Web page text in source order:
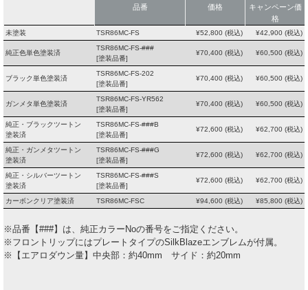
品番 価格
キャンペーン価
格
未塗装 TSR86MC-FS ¥52,800 (税込) ¥42,900 (税込)
純正色単色塗装済
TSR86MC-FS-###
[塗装品番]
¥70,400 (税込) ¥60,500 (税込)
ブラック単色塗装済
TSR86MC-FS-202
[塗装品番]
¥70,400 (税込) ¥60,500 (税込)
ガンメタ単色塗装済
TSR86MC-FS-YR562
[塗装品番]
¥70,400 (税込) ¥60,500 (税込)
純正・ブラックツートン
塗装済
TSR86MC-FS-###B
[塗装品番]
¥72,600 (税込) ¥62,700 (税込)
純正・ガンメタツートン
塗装済
TSR86MC-FS-###G
[塗装品番]
¥72,600 (税込) ¥62,700 (税込)
純正・シルバーツートン
塗装済
TSR86MC-FS-###S
[塗装品番]
¥72,600 (税込) ¥62,700 (税込)
カーボンクリア塗装済 TSR86MC-FSC ¥94,600 (税込) ¥85,800 (税込)
※品番【###】は、純正カラーNoの番号をご指定ください。
※フロントリップにはプレートタイプのSilkBlazeエンブレムが付属。
※【エアロダウン量】中央部：約40mm サイド：約20mm